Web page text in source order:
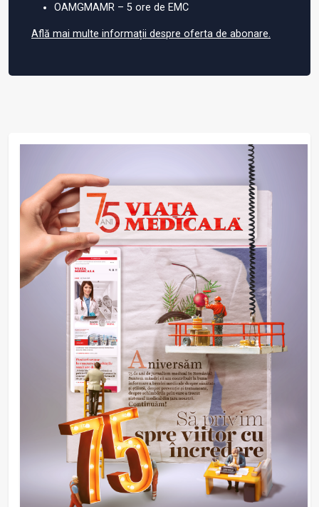
OAMGMAMR – 5 ore de EMC
Află mai multe informații despre oferta de abonare.